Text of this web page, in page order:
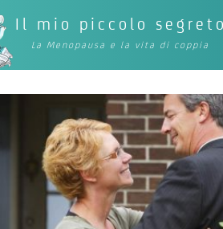
Il mio piccolo segreto
La Menopausa e la vita di coppia